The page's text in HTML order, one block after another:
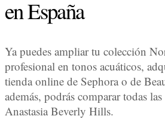
en España
Ya puedes ampliar tu colección
profesional en tonos acuáticos,
tienda online de Sephora o de
además, podrás comparar todas
Anastasia Beverly Hills.